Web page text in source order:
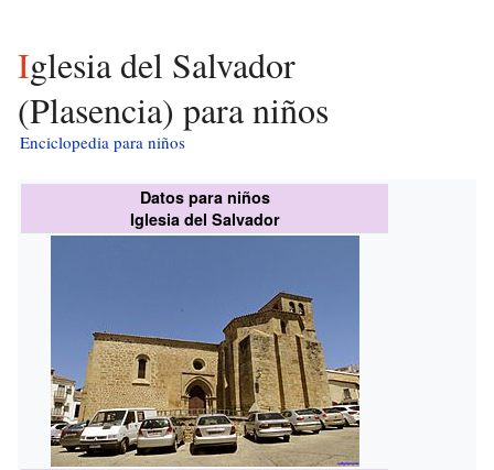
Iglesia del Salvador
(Plasencia) para niños
Enciclopedia para niños
Datos para niños
Iglesia del Salvador